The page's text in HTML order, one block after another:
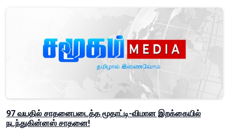
97 வயதில் சாதனைபடைத்த மூதாட்டி-விமான இறக்கையில்
நடந்துகின்னஸ் சாதனை!